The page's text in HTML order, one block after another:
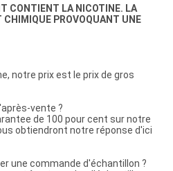
CONTIENT LA NICOTINE. LA
PROVOQUANT UNE
notre prix est le prix de gros
vente ?
de 100 pour cent sur notre
obtiendront notre réponse d'ici
une commande d'échantillon ?